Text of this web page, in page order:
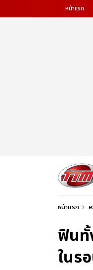
หน้าแรก
หน้าแรก
ฟินทั้
ในร